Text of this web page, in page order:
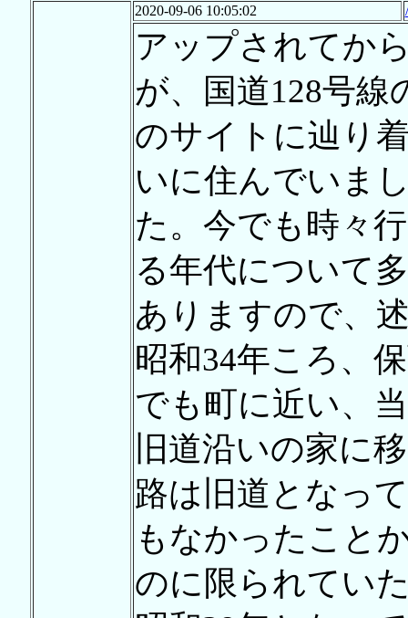
2020-09-06 10:05:02
アップされてか
が、国道128号
のサイトに辿り
いに住んでいま
た。今でも時々
る年代について
ありますので、
昭和34年ころ、
でも町に近い、
旧道沿いの家に
路は旧道となっ
もなかったこと
のに限られてい